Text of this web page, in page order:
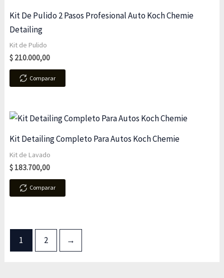
Kit De Pulido 2 Pasos Profesional Auto Koch Chemie
Detailing
Kit de Pulido
$ 210.000,00
Comparar
Kit Detailing Completo Para Autos Koch Chemie
Kit de Lavado
$ 183.700,00
Comparar
1 2 →